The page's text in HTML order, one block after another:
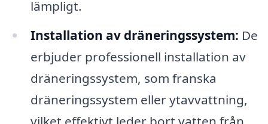
lämpligt.
Installation av dräneringssystem: De
erbjuder professionell installation av
dräneringssystem, som franska
dräneringssystem eller ytavvattning,